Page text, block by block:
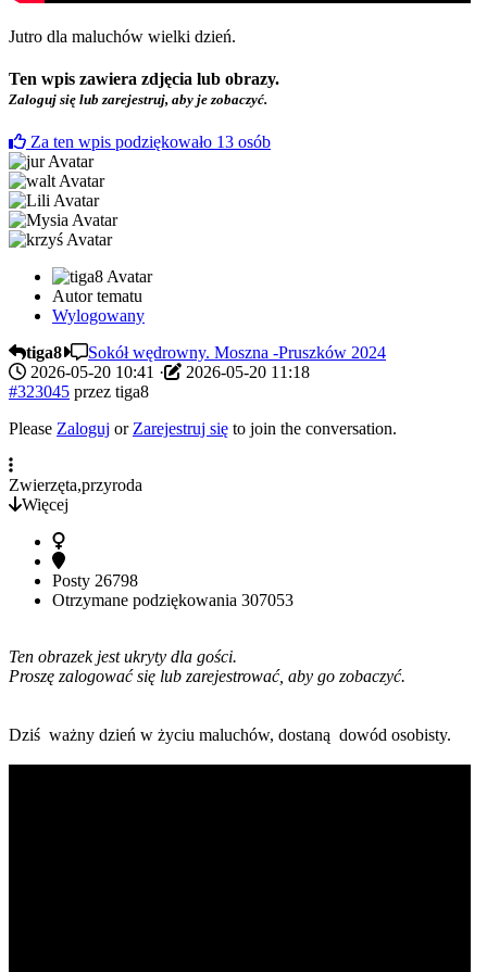
Jutro dla maluchów wielki dzień.
Ten wpis zawiera zdjęcia lub obrazy.
Zaloguj się lub zarejestruj, aby je zobaczyć.
Za ten wpis podziękowało 13 osób
Autor tematu
Wylogowany
tiga8
Sokół wędrowny. Moszna -Pruszków 2024
2026-05-20 10:41 ·
2026-05-20 11:18
#323045 przez tiga8
Please Zaloguj or Zarejestruj się to join the conversation.
Zwierzęta,przyroda
Więcej
Posty 26798
Otrzymane podziękowania 307053
Ten obrazek jest ukryty dla gości.
Proszę zalogować się lub zarejestrować, aby go zobaczyć.
Dziś ważny dzień w życiu maluchów, dostaną dowód osobisty.